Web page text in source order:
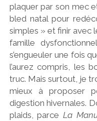
plaquer par son mec
bled natal pour
simples » et finir avec
famille
s’engueuler une fois
l’aurez compris, les
truc. Mais surtout, je
mieux à proposer
digestion hivernales.
plaids, parce La